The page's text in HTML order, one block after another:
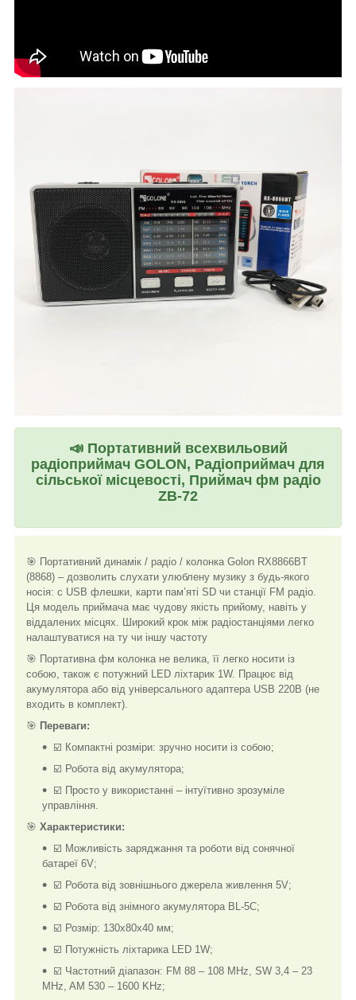
📣 Портативний всехвильовий
радіоприймач GOLON, Радіоприймач для
сільської місцевості, Приймач фм радіо
ZB-72
🎯 Портативний динамік / радіо / колонка Golon RX8866BT
(8868) – дозволить слухати улюблену музику з будь-якого
носія: c USB флешки, карти пам’яті SD чи станції FM радіо.
Ця модель приймача має чудову якість прийому, навіть у
віддалених місцях. Широкий крок між радіостанціями легко
налаштуватися на ту чи іншу частоту
🎯 Портативна фм колонка не велика, її легко носити із
собою, також є потужний LED ліхтарик 1W. Працює від
акумулятора або від універсального адаптера USB 220В (не
входить в комплект).
🎯 Переваги:
☑️ Компактні розміри: зручно носити із собою;
☑️ Робота від акумулятора;
☑️ Просто у використанні – інтуїтивно зрозуміле
управління.
🎯 Характеристики:
☑️ Можливість заряджання та роботи від сонячної
батареї 6V;
☑️ Робота від зовнішнього джерела живлення 5V;
☑️ Робота від знімного акумулятора BL-5C;
☑️ Розмір: 130х80х40 мм;
☑️ Потужність ліхтарика LED 1W;
☑️ Частотний діапазон: FM 88 – 108 MHz, SW 3,4 – 23
MHz, AM 530 – 1600 KHz;